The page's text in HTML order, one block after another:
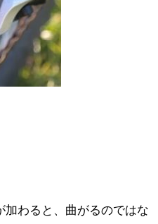
加わると、曲がるのではな